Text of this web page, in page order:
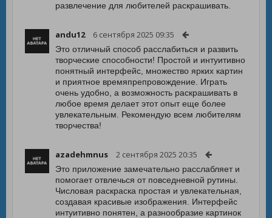
развлечение для любителей раскрашивать.
andu12 6 сентября 2025 09:35
Это отличный способ расслабиться и развить
творческие способности! Простой и интуитивно
понятный интерфейс, множество ярких картин
и приятное времяпрепровождение. Играть
очень удобно, а возможность раскрашивать в
любое время делает этот опыт еще более
увлекательным. Рекомендую всем любителям
творчества!
azadehmnus 2 сентября 2025 20:35
Это приложение замечательно расслабляет и
помогает отвлечься от повседневной рутины.
Числовая раскраска простая и увлекательная,
создавая красивые изображения. Интерфейс
интуитивно понятен, а разнообразие картинок